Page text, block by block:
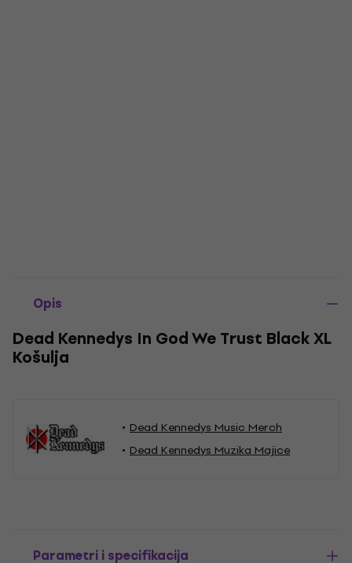
Opis
Dead Kennedys In God We Trust Black XL
Košulja
Dead Kennedys Music Merch
Dead Kennedys Muzika Majice
Parametri i specifikacija